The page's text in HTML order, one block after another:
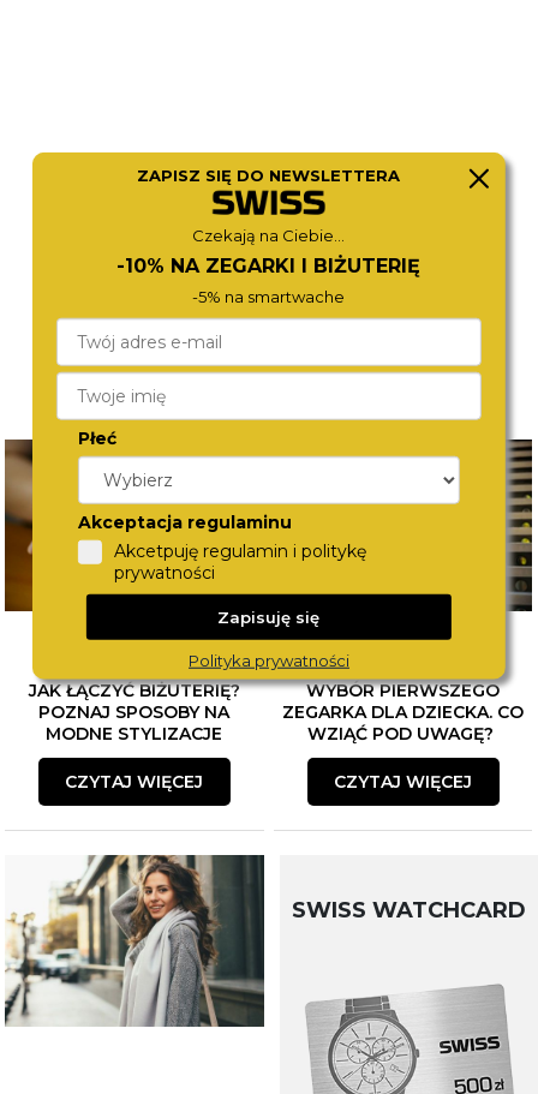
9690-3 AT9030-55L
JAK ŁĄCZYĆ BIŻUTERIĘ?
POZNAJ SPOSOBY NA
MODNE STYLIZACJE
CZYTAJ WIĘCEJ
WYBÓR PIERWSZEGO
ZEGARKA DLA DZIECKA. CO
WZIĄĆ POD UWAGĘ?
CZYTAJ WIĘCEJ
SWISS WATCHCARD
ZAPISZ SIĘ DO NEWSLETTERA
Czekają na Ciebie...
-10% NA ZEGARKI I BIŻUTERIĘ
-5% na smartwache
Płeć
Akceptacja regulaminu
Akcetpuję regulamin i politykę
prywatności
Zapisuję się
Polityka prywatności